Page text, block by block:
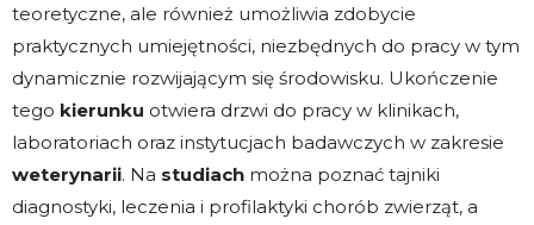
teoretyczne, ale również umożliwia zdobycie
praktycznych umiejętności, niezbędnych do pracy w tym
dynamicznie rozwijającym się środowisku. Ukończenie
tego kierunku otwiera drzwi do pracy w klinikach,
laboratoriach oraz instytucjach badawczych w zakresie
weterynarii. Na studiach można poznać tajniki
diagnostyki, leczenia i profilaktyki chorób zwierząt, a